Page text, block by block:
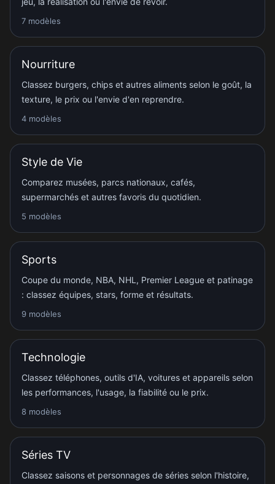
7 modèles
Nourriture
Classez burgers, chips et autres aliments selon le goût, la
texture, le prix ou l'envie d'en reprendre.
4 modèles
Style de Vie
Comparez musées, parcs nationaux, cafés,
supermarchés et autres favoris du quotidien.
5 modèles
Sports
Coupe du monde, NBA, NHL, Premier League et patinage
: classez équipes, stars, forme et résultats.
9 modèles
Technologie
Classez téléphones, outils d'IA, voitures et appareils selon
les performances, l'usage, la fiabilité ou le prix.
8 modèles
Séries TV
Classez saisons et personnages de séries selon l'histoire,